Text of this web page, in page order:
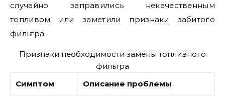
случайно заправились некачественным
топливом или заметили признаки забитого
фильтра.
Признаки необходимости замены топливного
фильтра
Симптом
Описание проблемы